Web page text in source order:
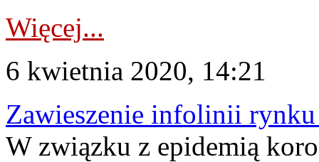
Więcej...
6 kwietnia 2020, 14:21
Zawieszenie infolinii
W związku z epidemią